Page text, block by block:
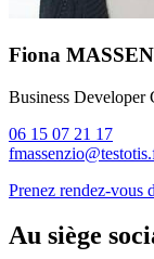
Fiona
Business Developer
06 15 07 21 17
Prenez rendez-vous
Au siège